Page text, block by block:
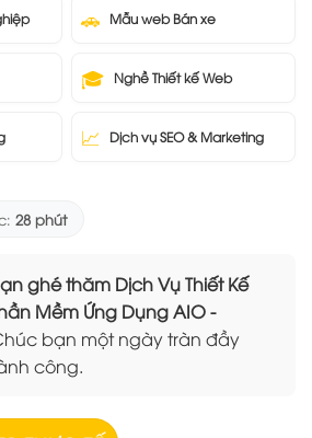
🚗 Mẫu web Bán xe
🎓 Nghề Thiết kế Web
📈 Dịch vụ SEO & Marketing
28 phút
ghé thăm Dịch Vụ Thiết Kế
Mềm Ứng Dụng AIO -
bạn một ngày tràn đầy
công.